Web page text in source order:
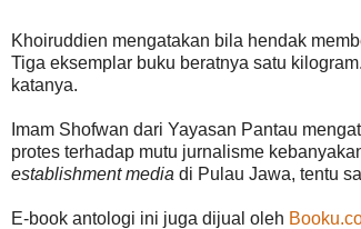
Khoiruddien mengatakan bila hendak
Tiga eksemplar buku beratnya satu
katanya.
Imam Shofwan dari Yayasan Pantau
protes terhadap mutu jurnalisme
establishment media di Pulau Jawa, tentu
E-book antologi ini juga dijual oleh